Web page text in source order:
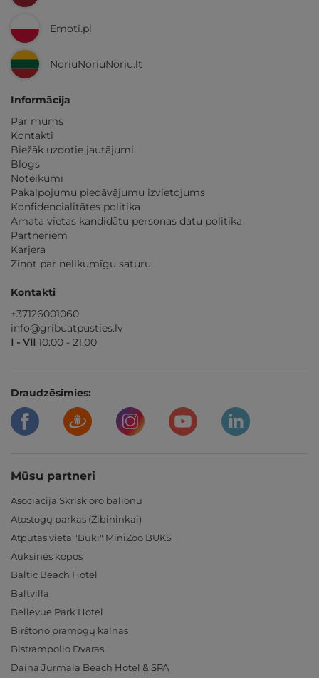
Emoti.pl
NoriuNoriuNoriu.lt
Informācija
Par mums
Kontakti
Biežāk uzdotie jautājumi
Blogs
Noteikumi
Pakalpojumu piedāvājumu izvietojums
Konfidencialitātes politika
Amata vietas kandidātu personas datu politika
Partneriem
Karjera
Ziņot par nelikumīgu saturu
Kontakti
+37126001060
info@gribuatpusties.lv
I - VII 10:00 - 21:00
Draudzēsimies:
Mūsu partneri
Asociacija Skrisk oro balionu
Atostogų parkas (Žibininkai)
Atpūtas vieta "Buki" MiniZoo BUKS
Auksinės kopos
Baltic Beach Hotel
Baltvilla
Bellevue Park Hotel
Birštono pramogų kalnas
Bistrampolio Dvaras
Daina Jurmala Beach Hotel & SPA